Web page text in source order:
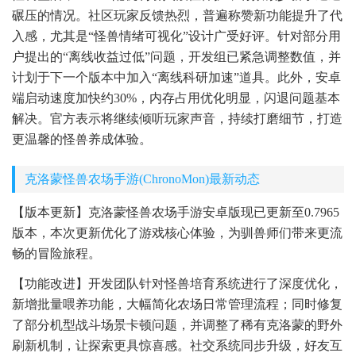
碾压的情况。社区玩家反馈热烈，普遍称赞新功能提升了代
入感，尤其是“怪兽情绪可视化”设计广受好评。针对部分用
户提出的“离线收益过低”问题，开发组已紧急调整数值，并
计划于下一个版本中加入“离线科研加速”道具。此外，安卓
端启动速度加快约30%，内存占用优化明显，闪退问题基本
解决。官方表示将继续倾听玩家声音，持续打磨细节，打造
更温馨的怪兽养成体验。
克洛蒙怪兽农场手游(ChronoMon)最新动态
【版本更新】克洛蒙怪兽农场手游安卓版现已更新至0.7965
版本，本次更新优化了游戏核心体验，为驯兽师们带来更流
畅的冒险旅程。
【功能改进】开发团队针对怪兽培育系统进行了深度优化，
新增批量喂养功能，大幅简化农场日常管理流程；同时修复
了部分机型战斗场景卡顿问题，并调整了稀有克洛蒙的野外
刷新机制，让探索更具惊喜感。社交系统同步升级，好友互